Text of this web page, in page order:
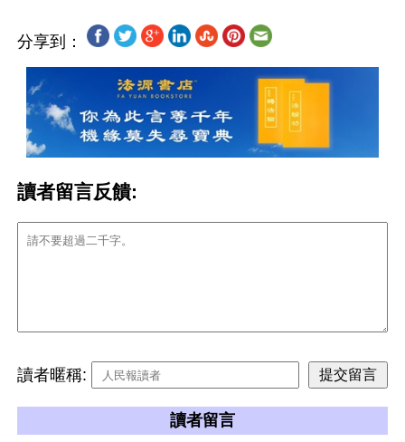
分享到：
讀者留言反饋:
讀者暱稱:
讀者留言